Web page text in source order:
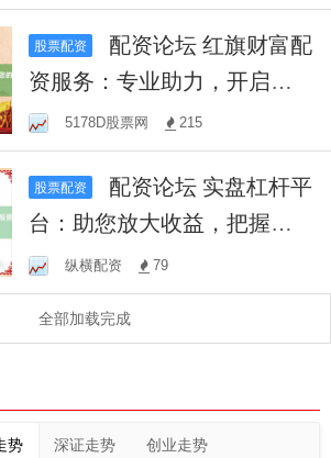
股票配资
资服务：专业助力，开启您
的财富增长之旅！
5178D股票网 215
股票配资
台：助您放大收益，把握投
资机遇！
纵横配资 79
全部加载完成
势 深证走势 创业走势